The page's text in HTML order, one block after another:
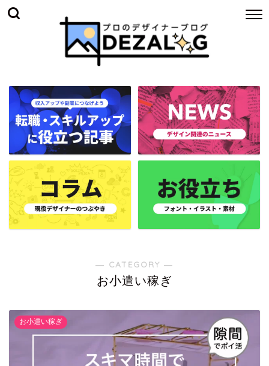
― CATEGORY ―
お小遣い稼ぎ
お小遣い稼ぎ